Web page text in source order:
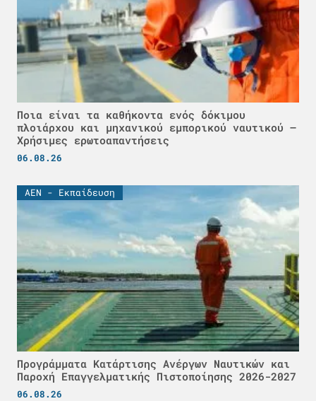
Ποια είναι τα καθήκοντα ενός δόκιμου
πλοιάρχου και μηχανικού εμπορικού ναυτικού –
Χρήσιμες ερωτοαπαντήσεις
06.08.26
ΑΕΝ - Εκπαίδευση
Προγράμματα Κατάρτισης Ανέργων Ναυτικών και
Παροχή Επαγγελματικής Πιστοποίησης 2026-2027
06.08.26